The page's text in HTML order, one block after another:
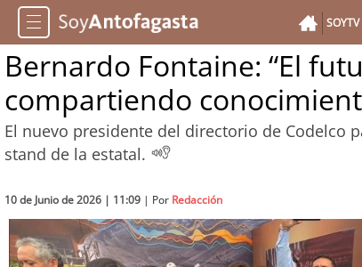
SOYTV
Bernardo Fontaine: “El
compartiendo
El nuevo presidente del directorio de Codelco
stand de la estatal.
10 de Junio de 2026 | 11:09 | Por Redacción